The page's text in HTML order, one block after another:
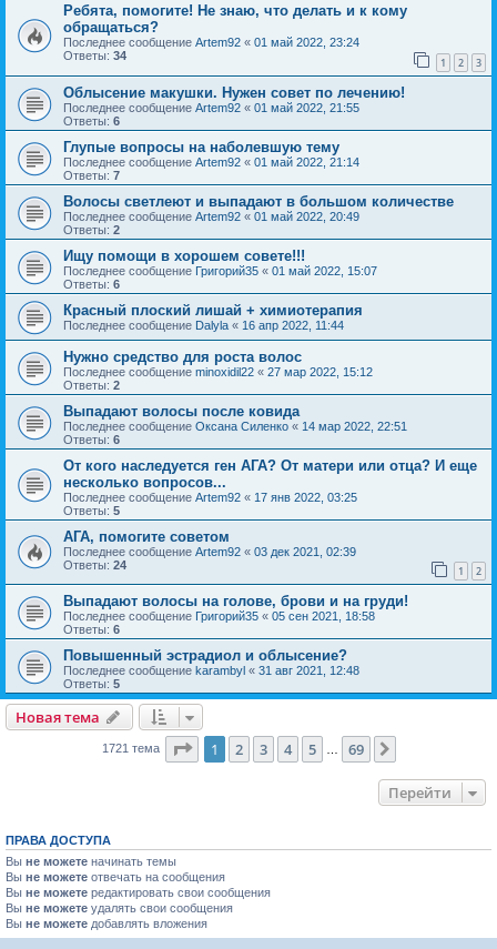
Ребята, помогите! Не знаю, что делать и к кому
обращаться?
Последнее сообщение Artem92 « 01 май 2022, 23:24
Ответы: 34 1 2 3
Облысение макушки. Нужен совет по лечению!
Последнее сообщение Artem92 « 01 май 2022, 21:55
Ответы: 6
Глупые вопросы на наболевшую тему
Последнее сообщение Artem92 « 01 май 2022, 21:14
Ответы: 7
Волосы светлеют и выпадают в большом количестве
Последнее сообщение Artem92 « 01 май 2022, 20:49
Ответы: 2
Ищу помощи в хорошем совете!!!
Последнее сообщение Григорий35 « 01 май 2022, 15:07
Ответы: 6
Красный плоский лишай + химиотерапия
Последнее сообщение Dalyla « 16 апр 2022, 11:44
Нужно средство для роста волос
Последнее сообщение minoxidil22 « 27 мар 2022, 15:12
Ответы: 2
Выпадают волосы после ковида
Последнее сообщение Оксана Силенко « 14 мар 2022, 22:51
Ответы: 6
От кого наследуется ген АГА? От матери или отца? И еще
несколько вопросов...
Последнее сообщение Artem92 « 17 янв 2022, 03:25
Ответы: 5
АГА, помогите советом
Последнее сообщение Artem92 « 03 дек 2021, 02:39
Ответы: 24 1 2
Выпадают волосы на голове, брови и на груди!
Последнее сообщение Григорий35 « 05 сен 2021, 18:58
Ответы: 6
Повышенный эстрадиол и облысение?
Последнее сообщение karambyl « 31 авг 2021, 12:48
Ответы: 5
Новая тема
1721 тема Страница из 69
1 2 3 4 5 69
Перейти
ПРАВА ДОСТУПА
Вы не можете начинать темы
Вы не можете отвечать на сообщения
Вы не можете редактировать свои сообщения
Вы не можете удалять свои сообщения
Вы не можете добавлять вложения